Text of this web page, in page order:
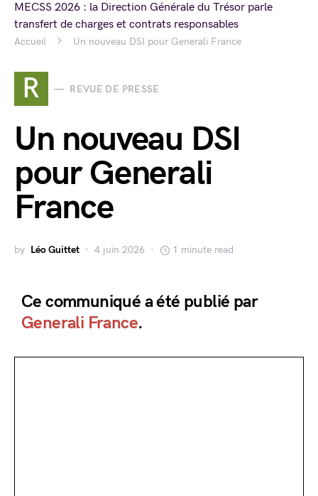
Accueil Un nouveau DSI pour Generali France
R REVUE DE PRESSE
Un nouveau DSI
pour Generali
France
by Léo Guittet 4 juin 2026 1 minute read
Ce communiqué a été publié par
Generali France.
MECSS 2026 : la Direction Générale du Trésor parle
transfert de charges et contrats responsables